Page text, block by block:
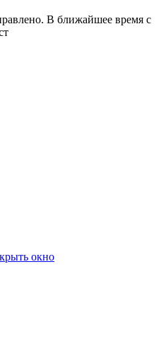
В ближайшее время с
окно